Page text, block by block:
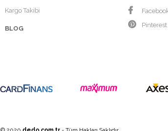
Kargo Takibi
BLOG
Pinterest